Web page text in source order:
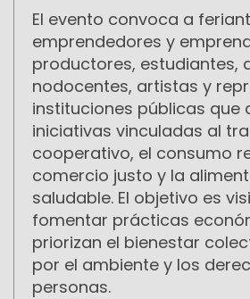
El evento convoca a
emprendedores y
productores, estudiantes,
nodocentes, artistas y
instituciones públicas que
iniciativas vinculadas al
cooperativo, el consumo
comercio justo y la
saludable. El objetivo es
fomentar prácticas
priorizan el bienestar
por el ambiente y los
personas.